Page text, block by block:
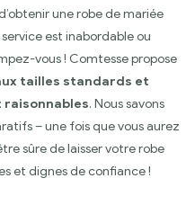
une robe de mariée
est inabordable ou
vous ! Comtesse propose
tailles standards et
. Nous savons
– une fois que vous aurez
sûre de laisser votre robe
et dignes de confiance !